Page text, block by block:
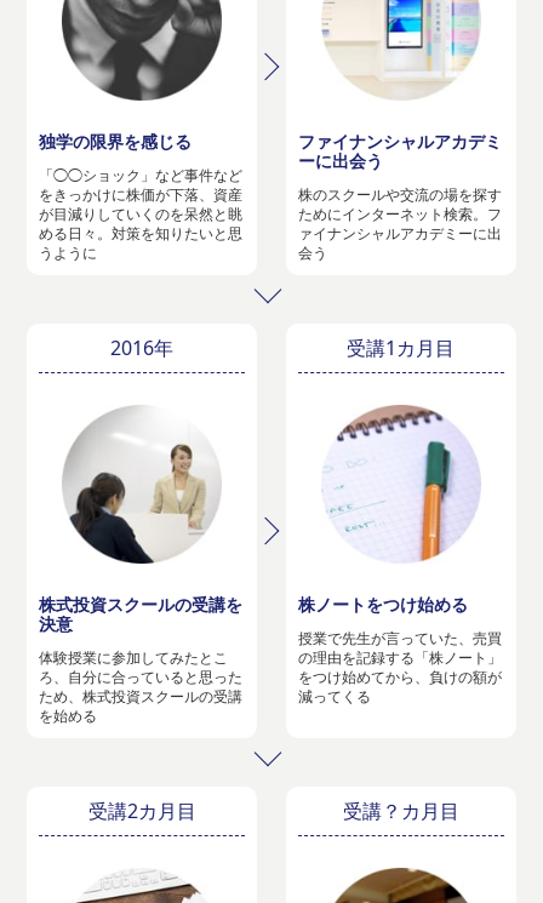
独学の限界を感じる
「◯◯ショック」など事件など
をきっかけに株価が下落、資産
が目減りしていくのを呆然と眺
める日々。対策を知りたいと思
うように
ファイナンシャルアカデミ
ーに出会う
株のスクールや交流の場を探す
ためにインターネット検索。フ
ァイナンシャルアカデミーに出
会う
2016年
株式投資スクールの受講を
決意
体験授業に参加してみたとこ
ろ、自分に合っていると思った
ため、株式投資スクールの受講
を始める
受講1カ月目
株ノートをつけ始める
授業で先生が言っていた、売買
の理由を記録する「株ノート」
をつけ始めてから、負けの額が
減ってくる
受講2カ月目 受講？カ月目